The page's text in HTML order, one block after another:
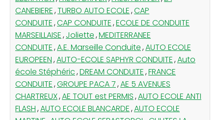
CANEBIERE,TURBO AUTO ECOLE,CAP
CONDUITE,CAP CONDUITE,ECOLE DE CONDUITE
MARSEILLAISE,Joliette,MEDITERRANEE
CONDUITE,A.E. Marseille Conduite,AUTO ECOLE
EUROPEEN,AUTO-ECOLE SAPHYR CONDUITE,Auto
école Stéphéric,DREAM CONDUITE,FRANCE
CONDUITE,GROUPE PACA 7,AE 5 AVENUES
CHARTREUX,AE TOUT est PERMIS,AUTO ECOLE ANTI
FLASH,AUTO ECOLE BLANCARDE,AUTO ECOLE